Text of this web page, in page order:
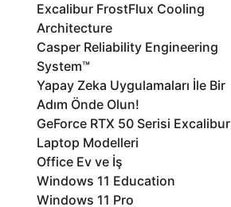
Excalibur FrostFlux Cooling
Architecture
Casper Reliability Engineering
System™
Yapay Zeka Uygulamaları İle Bir
Adım Önde Olun!
GeForce RTX 50 Serisi Excalibur
Laptop Modelleri
Office Ev ve İş
Windows 11 Education
Windows 11 Pro